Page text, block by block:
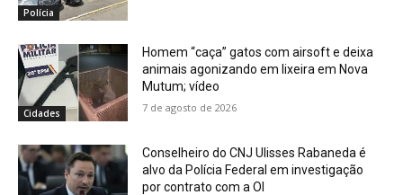
Polícia
Cidades
Homem “caça” gatos com airsoft e deixa
animais agonizando em lixeira em Nova
Mutum; vídeo
7 de agosto de 2026
Conselheiro do CNJ Ulisses Rabaneda é
alvo da Polícia Federal em investigação
por contrato com a OI